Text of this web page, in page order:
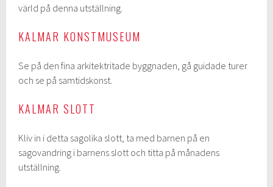
värld på denna utställning.
KALMAR KONSTMUSEUM
Se på den fina arkitektritade byggnaden, gå guidade turer
och se på samtidskonst.
KALMAR SLOTT
Kliv in i detta sagolika slott, ta med barnen på en
sagovandring i barnens slott och titta på månadens
utställning.